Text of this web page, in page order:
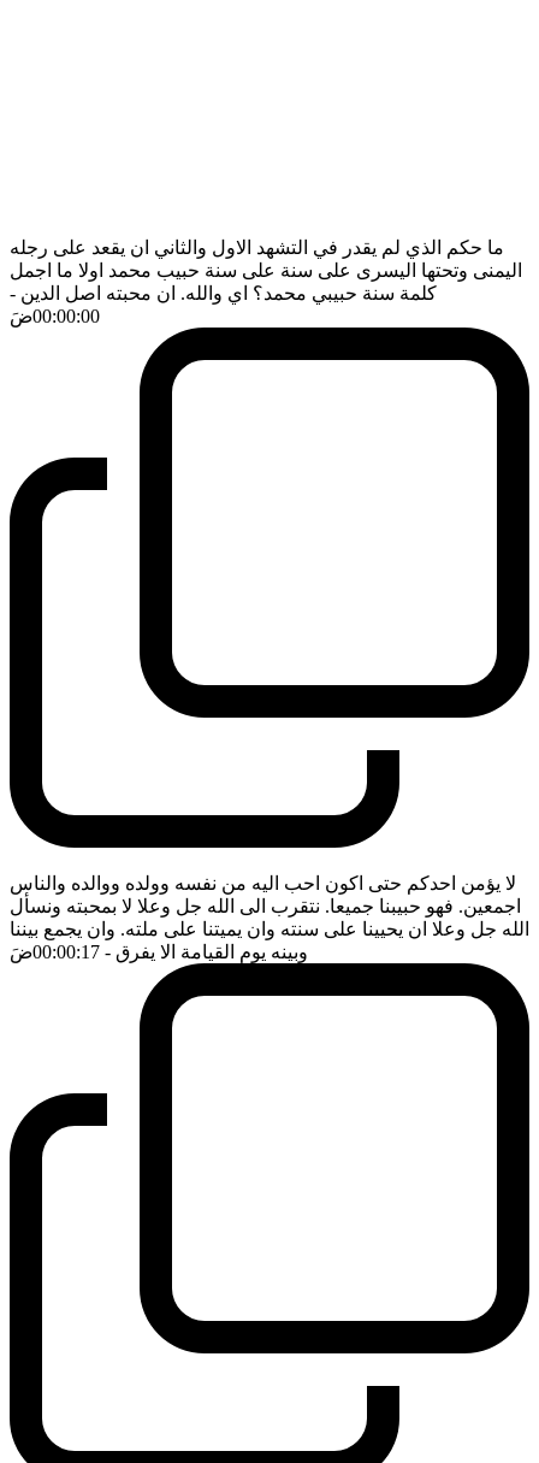
ما حكم الذي لم يقدر في التشهد الاول والثاني ان يقعد على رجله
اليمنى وتحتها اليسرى على سنة على سنة حبيب محمد اولا ما اجمل
كلمة سنة حبيبي محمد؟ اي والله. ان محبته اصل الدين -
00:00:00ضَ
لا يؤمن احدكم حتى اكون احب اليه من نفسه وولده ووالده والناس
اجمعين. فهو حبيبنا جميعا. نتقرب الى الله جل وعلا لا بمحبته ونسأل
الله جل وعلا ان يحيينا على سنته وان يميتنا على ملته. وان يجمع بيننا
وبينه يوم القيامة الا يفرق - 00:00:17 ضَ